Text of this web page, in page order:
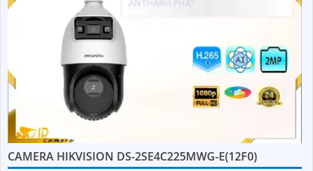
CAMERA HIKVISION DS-2SE4C225MWG-E(12F0)